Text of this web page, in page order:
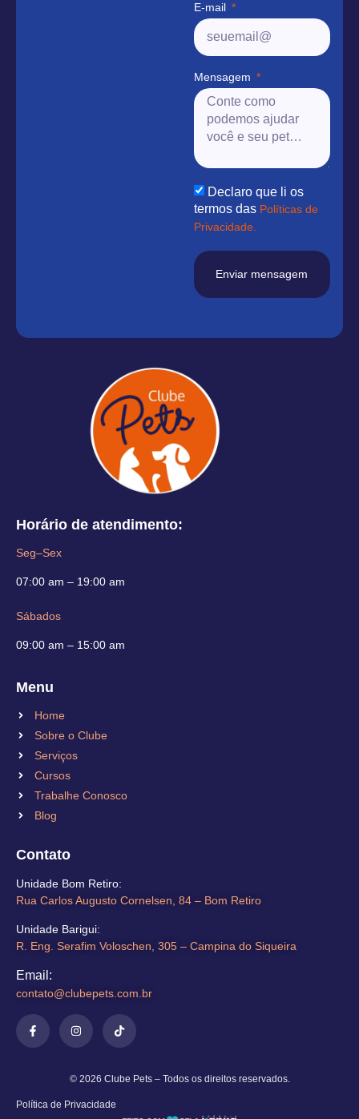
E-mail
Mensagem
Declaro que li os
termos das Políticas de
Privacidade.
Enviar mensagem
Horário de atendimento:
Seg–Sex
07:00 am – 19:00 am
Sábados
09:00 am – 15:00 am
Menu
Home
Sobre o Clube
Serviços
Cursos
Trabalhe Conosco
Blog
Contato
Unidade Bom Retiro​:
Rua Carlos Augusto Cornelsen, 84 – Bom Retiro​
Unidade Barigui:
R. Eng. Serafim Voloschen, 305 – Campina do Siqueira
Email:
contato@clubepets.com.br​
© 2026 Clube Pets – Todos os direitos reservados.
Política de Privacidade